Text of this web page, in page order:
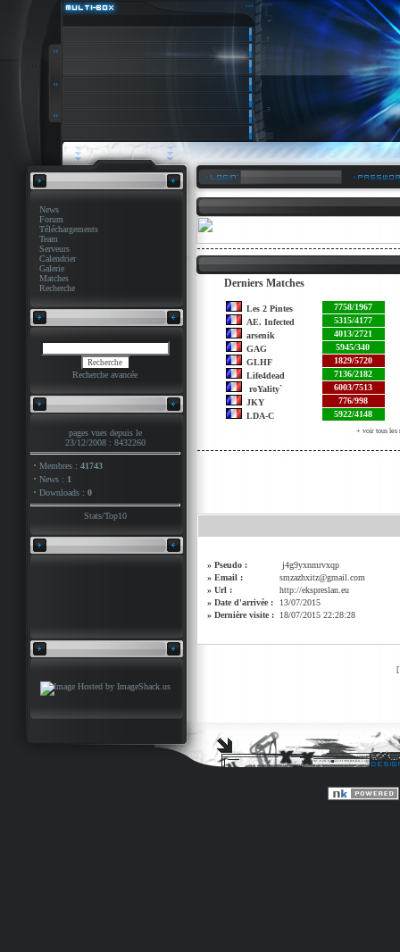
News
Forum
Téléchargements
Team
Serveurs
Calendrier
Galerie
Matches
Recherche
Recherche avancée
pages vues depuis le
23/12/2008 : 8432260
· Membres : 41743
· News : 1
· Downloads : 0
Stats/Top10
Derniers Matches
Les 2 Pintes
7758/1967
AE. Infected
5315/4177
arsenik
4013/2721
GAG
5945/340
GLHF
1829/5720
Life4dead
7136/2182
roYality`
6003/7513
JKY
776/998
LDA-C
5922/4148
+ voir tous les
» Pseudo :
j4g9yxnmrvxqp
» Email :
smzazhxitz@gmail.com
» Url :
http://ekspreslan.eu
» Date d'arrivée :
13/07/2015
» Dernière visite :
18/07/2015 22:28:28